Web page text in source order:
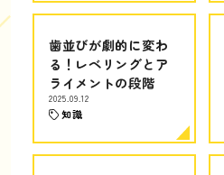
歯並びが劇的に変わ
る！レベリングとア
ライメントの段階
2025.09.12
知識